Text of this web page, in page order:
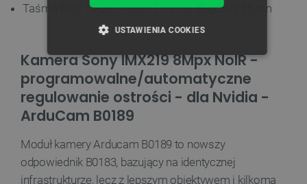
Taśma FPC 15-pin, raster 1 mm o długości 15 cm
Kamera Sony IMX219 8Mpx NoIR -
programowalne/automatyczne
regulowanie ostrości - dla Nvidia -
ArduCam B0189
Moduł kamery Arducam B0189 to nowszy
odpowiednik B0183, bazujący na identycznej
infrastrukturze, lecz z lepszym obiektywem i kilkoma
USTAWIENIA COOKIES
NIEZBĘDNE WYDAJNOŚĆ
TARGETOWANIE